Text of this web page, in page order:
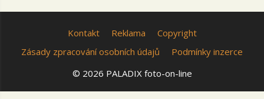
Kontakt Reklama
Copyright
Zásady zpracování osobních údajů
Podmínky inzerce
© 2026 PALADIX foto-on-line